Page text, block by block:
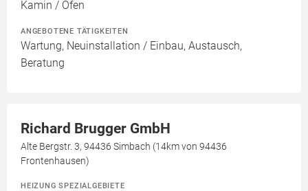
Kamin / Ofen
ANGEBOTENE TÄTIGKEITEN
Wartung, Neuinstallation / Einbau, Austausch,
Beratung
Richard Brugger GmbH
Alte Bergstr. 3, 94436 Simbach (14km von 94436
Frontenhausen)
HEIZUNG SPEZIALGEBIETE